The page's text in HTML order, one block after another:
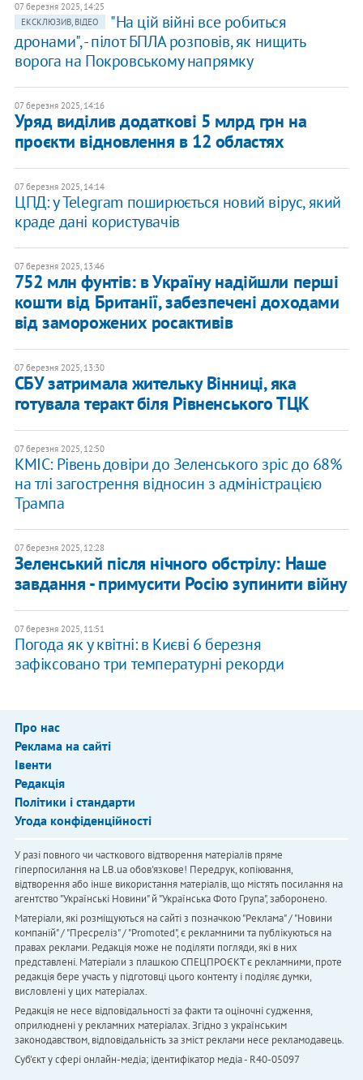
07 березня 2025, 14:25
ЕКСКЛЮЗИВ, ВІДЕО
"На цій війні все робиться
дронами", - пілот БПЛА розповів, як нищить
ворога на Покровському напрямку
07 березня 2025, 14:16
Уряд виділив додаткові 5 млрд грн на
проєкти відновлення в 12 областях
07 березня 2025, 14:14
ЦПД: у Telegram поширюється новий вірус, який
краде дані користувачів
07 березня 2025, 13:46
752 млн фунтів: в Україну надійшли перші
кошти від Британії, забезпечені доходами
від заморожених росактивів
07 березня 2025, 13:30
СБУ затримала жительку Вінниці, яка
готувала теракт біля Рівненського ТЦК
07 березня 2025, 12:50
​КМІС: Рівень довіри до Зеленського зріс до 68%
на тлі загострення відносин з адміністрацією
Трампа
07 березня 2025, 12:28
Зеленський після нічного обстрілу: Наше
завдання - примусити Росію зупинити війну
07 березня 2025, 11:51
Погода як у квітні: в Києві 6 березня
зафіксовано три температурні рекорди
Про нас
Реклама на сайті
Івенти
Редакція
Політики і стандарти
Угода конфіденційності
У разі повного чи часткового відтворення матеріалів пряме
гіперпосилання на LB.ua обов'язкове! Передрук, копіювання,
відтворення або інше використання матеріалів, що містять посилання на
агентство "Українськi Новини" й "Українська Фото Група", заборонено.
Матеріали, які розміщуються на сайті з позначкою "Реклама" / "Новини
компаній" / "Пресреліз" / "Promoted", є рекламними та публікуються на
правах реклами. Редакція може не поділяти погляди, які в них
представлені. Матеріали з плашкою СПЕЦПРОЄКТ є рекламними, проте
редакція бере участь у підготовці цього контенту і поділяє думки,
висловлені у цих матеріалах.
Редакція не несе відповідальності за факти та оціночні судження,
оприлюднені у рекламних матеріалах. Згідно з українським
законодавством, відповідальність за зміст реклами несе рекламодавець.
Cуб'єкт у сфері онлайн-медіа; ідентифікатор медіа - R40-05097